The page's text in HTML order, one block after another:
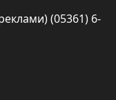
(05361) 6-